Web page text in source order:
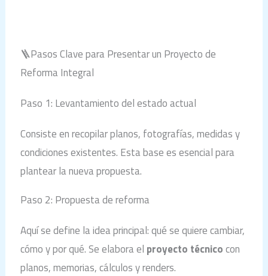
🪜Pasos Clave para Presentar un Proyecto de
Reforma Integral
Paso 1: Levantamiento del estado actual
Consiste en recopilar planos, fotografías, medidas y
condiciones existentes. Esta base es esencial para
plantear la nueva propuesta.
Paso 2: Propuesta de reforma
Aquí se define la idea principal: qué se quiere cambiar,
cómo y por qué. Se elabora el proyecto técnicocon
planos, memorias, cálculos y renders.